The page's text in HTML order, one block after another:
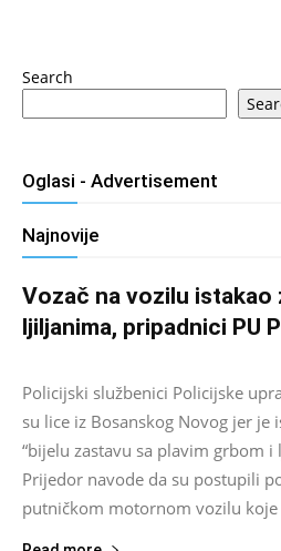
Search
Oglasi - Advertisement
Najnovije
Vozač na vozilu istakao
ljiljanima, pripadnici PU
Salim D. - August 7, 2026
Policijski službenici Policijske
su lice iz Bosanskog Novog jer je
“bijelu zastavu sa plavim grbom i
Prijedor navode da su postupili
putničkom motornom vozilu koje